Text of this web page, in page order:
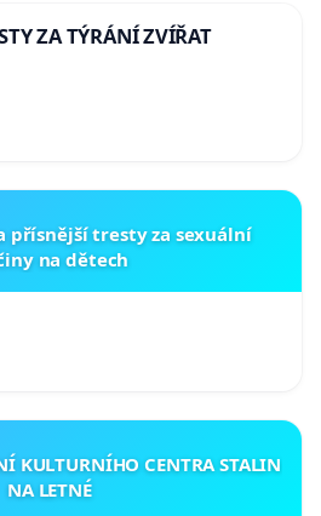
ZA TÝRÁNÍ ZVÍŘAT
přísnější tresty za sexuální
na dětech
KULTURNÍHO CENTRA STALIN
NA LETNÉ